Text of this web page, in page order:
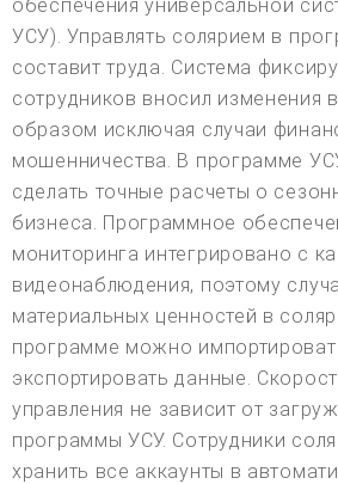
обеспечения универсальной
УСУ). Управлять солярием в
составит труда. Система
сотрудников вносил изменения
образом исключая случаи
мошенничества. В программе
сделать точные расчеты о
бизнеса. Программное
мониторинга интегрировано с
видеонаблюдения, поэтому
материальных ценностей в
программе можно
экспортировать данные.
управления не зависит от
программы УСУ. Сотрудники
хранить все аккаунты в